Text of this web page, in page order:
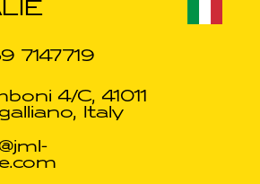
7147719
4/C, 41011
Italy